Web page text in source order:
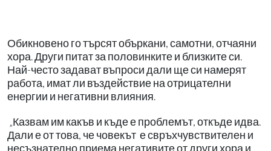
Обикновено го търсят объркани, самотни, отчаяни
хора. Други питат за половинките и близките си.
Най-често задават въпроси дали ще си намерят
работа, имат ли въздействие на отрицателни
енергии и негативни влияния.
„Казвам им какъв и къде е проблемът, откъде идва.
Дали е от това, че човекът е свръхчувствителен и
несъзнателно приема негативите от други хора и